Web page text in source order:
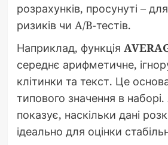
розрахунків, просунуті –
ризиків чи A/B-тестів.
Наприклад, функція
середнє арифметичне,
клітинки та текст. Це
типового значення в
показує, наскільки дані
ідеально для оцінки